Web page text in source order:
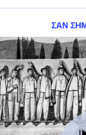
ΣΑΝ